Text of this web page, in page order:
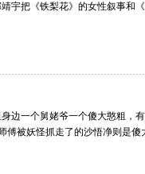
宇把《铁梨花》的女性叙事和
一个舅姥爷一个傻大憨粗，
被妖怪抓走了的沙悟净则是傻